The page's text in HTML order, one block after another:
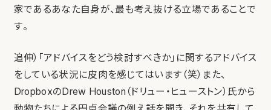
家であるあなた自身が、最も考え抜ける立場であることで
す。
追伸）「アドバイスをどう検討すべきか」に関するアドバイス
をしている状況に皮肉を感じてはいます（笑）また、
DropboxのDrew Houston（ドリュー・ヒューストン）氏から